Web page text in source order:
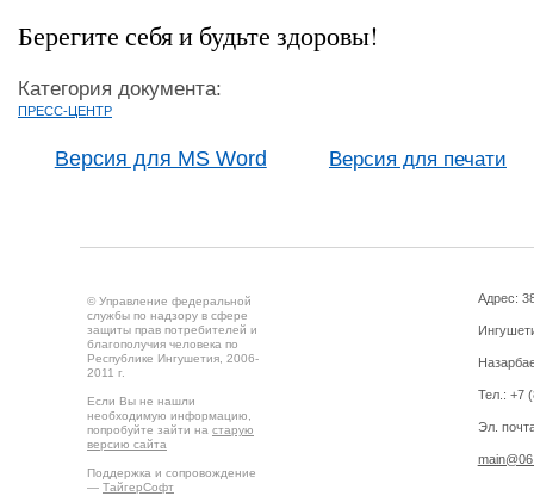
Берегите себя и будьте здоровы!
Категория документа:
ПРЕСС-ЦЕНТР
Версия для MS Word Версия для печати
© Управление федеральной
службы по надзору в сфере
защиты прав потребителей и
благополучия человека по
Республике Ингушетия, 2006-
2011 г.
Если Вы не нашли
необходимую информацию,
попробуйте зайти на старую
версию сайта
Поддержка и сопровождение
— ТайгерСофт
Адрес:
Тел.: +7
Эл.